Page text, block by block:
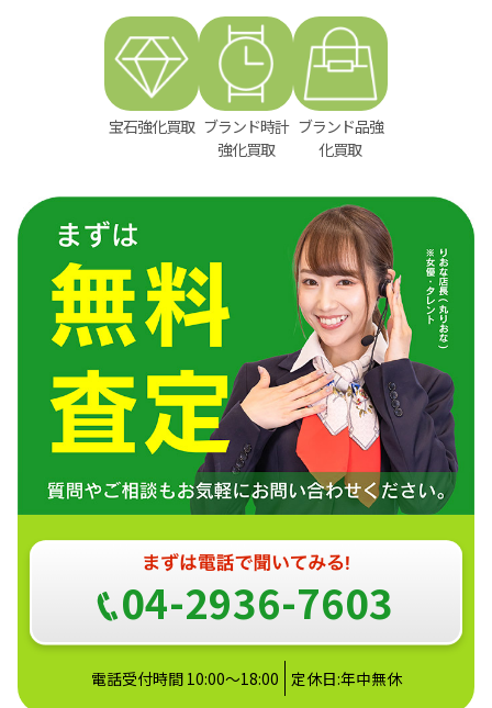
宝石強化買取 ブランド時計
強化買取
ブランド品強
化買取
04-2936-7603
電話受付時間 10:00～18:00 定休日:年中無休